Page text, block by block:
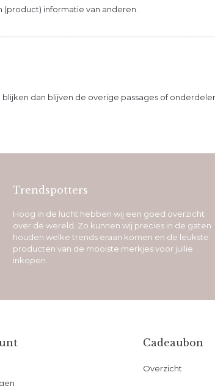
informatie van anderen.
dan blijven de overige passages of
Trendspotters
Hoog in de lucht hebben wij een goed overzicht
over de wereld. Zo kunnen wij precies in de gaten
houden welke trends eraan komen en de leukste
producten van de mooiste merkjes voor jullie
inkopen.
Cadeaubon
Overzicht